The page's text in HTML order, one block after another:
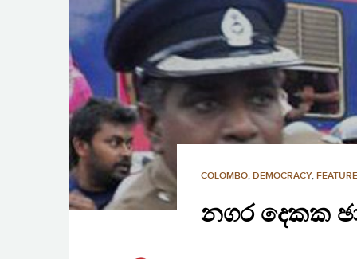
COLOMBO, DEMOCRACY,
නගර දෙකක